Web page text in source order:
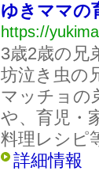
ゆきママの
https://
3歳2歳の兄
坊泣き虫の
マッチョの
や、育児・
料理レシピ
詳細情報